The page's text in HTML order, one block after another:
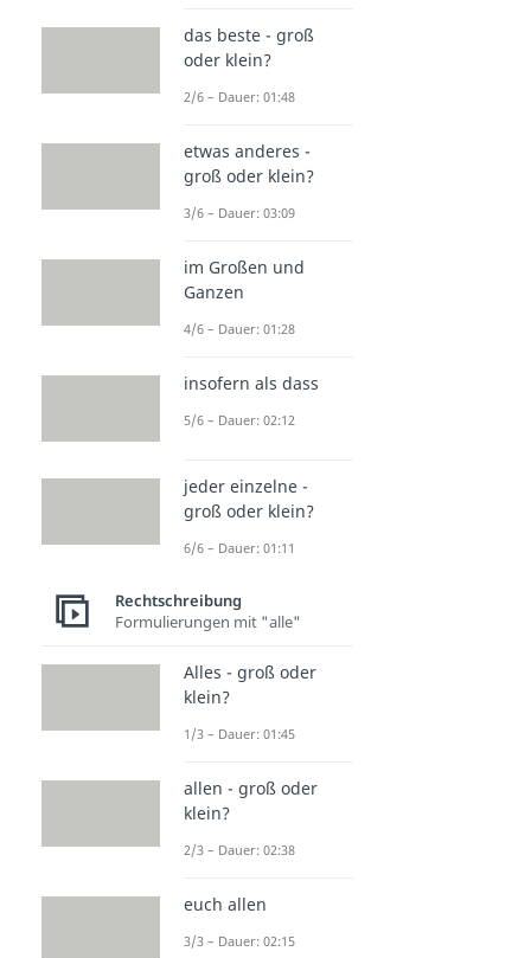
das beste - groß
oder klein?
2/6 – Dauer: 01:48
etwas anderes -
groß oder klein?
3/6 – Dauer: 03:09
im Großen und
Ganzen
4/6 – Dauer: 01:28
insofern als dass
5/6 – Dauer: 02:12
jeder einzelne -
groß oder klein?
6/6 – Dauer: 01:11
Rechtschreibung
Formulierungen mit "alle"
Alles - groß oder
klein?
1/3 – Dauer: 01:45
allen - groß oder
klein?
2/3 – Dauer: 02:38
euch allen
3/3 – Dauer: 02:15